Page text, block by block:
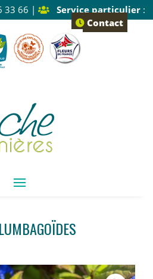
33 66 | Service particulier:
pro: Tapez 2 Contact